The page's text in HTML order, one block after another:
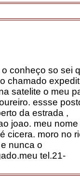
conheço so sei
chamado
satelite o meu
essse
da estrada ,
joao. meu nome
cicera. moro no
nunca o
tel.21-